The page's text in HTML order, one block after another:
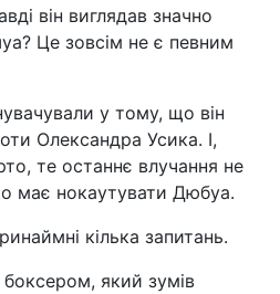
він виглядав значно
Це зовсім не є певним
у тому, що він
Олександра Усика. І,
те останнє влучання не
має нокаутувати Дюбуа.
кілька запитань.
який зумів